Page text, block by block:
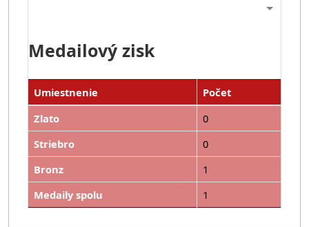
Medailový zisk
Umiestnenie
Počet
Zlato
0
Striebro
0
Bronz
1
Medaily spolu
1